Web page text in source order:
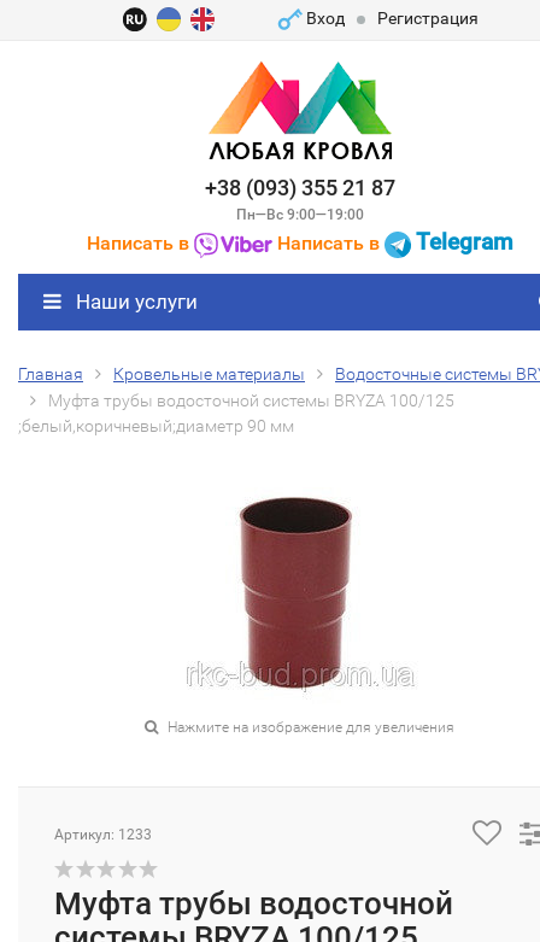
Вход Регистрация
+38 (093) 355 21 87
Пн—Вс 9:00—19:00
Написать в Написать в Telegram
Наши услуги
Главная Кровельные материалы
Водосточные системы
Муфта трубы водосточной системы BRYZA 100/125
;белый,коричневый;диаметр 90 мм
Нажмите на изображение для увеличения
Артикул: 1233
Муфта трубы водосточной